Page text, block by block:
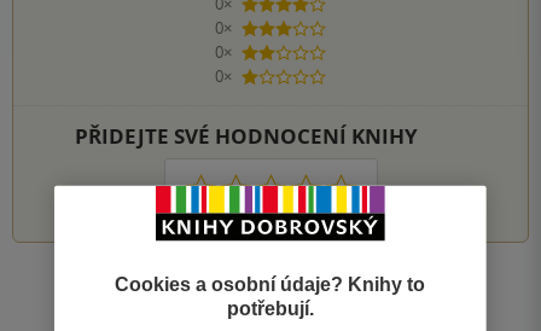
4 hvězdičky
0×
3 hvězdičky
0×
2 hvězdičky
0×
1 hvezdička
PŘIDEJTE SVÉ HODNOCENÍ KNIHY
1 2 3 4 5
Zobrazit všechna hodnocení
Cookies a osobní údaje? Knihy to
potřebují.